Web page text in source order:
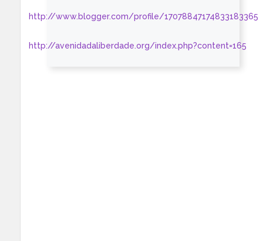
http://www.blogger.com/profile/17078847174833183365
http://avenidadaliberdade.org/index.php?content=165